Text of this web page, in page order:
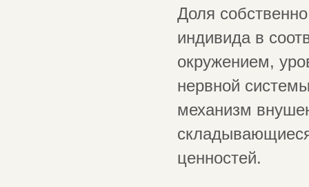
Доля
индивида в
окружением,
нервной
механизм
ценностей.